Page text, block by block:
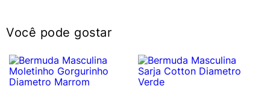
Você pode gostar